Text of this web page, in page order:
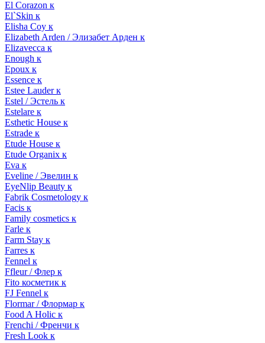
El Corazon к
El`Skin к
Elisha Coy к
Elizabeth Arden / Элизабет Арден к
Elizavecca к
Enough к
Epoux к
Essence к
Estee Lauder к
Estel / Эстель к
Estelare к
Esthetic House к
Estrade к
Etude House к
Etude Organix к
Eva к
Eveline / Эвелин к
EyeNlip Beauty к
Fabrik Cosmetology к
Facis к
Family cosmetics к
Farle к
Farm Stay к
Farres к
Fennel к
Ffleur / Флер к
Fito косметик к
FJ Fennel к
Flormar / Флормар к
Food A Holic к
Frenchi / Френчи к
Fresh Look к